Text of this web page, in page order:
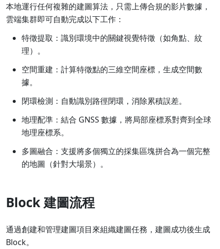
本地運行任何複雜的建圖算法，只需上傳合規的影片數據，
雲端集群即可自動完成以下工作：
特徵提取：識別環境中的關鍵視覺特徵（如角點、紋
理）。
空間重建：計算特徵點的三維空間座標，生成空間數
據。
閉環檢測：自動識別路徑閉環，消除累積誤差。
地理配準：結合 GNSS 數據，將局部座標系對齊到全球
地理座標系。
多圖融合：支援將多個獨立的採集區塊拼合為一個完整
的地圖（針對大場景）。
Block 建圖流程
通過創建和管理建圖項目來組織建圖任務，建圖成功後生成
Block。